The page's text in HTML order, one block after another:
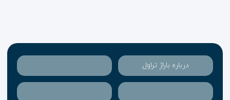
فاصله است.
درباره باراژ تراول